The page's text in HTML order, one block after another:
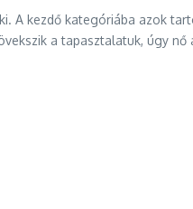
kezdő kategóriába azok
a tapasztalatuk, úgy nő